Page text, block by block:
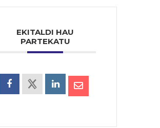
EKITALDI HAU
PARTEKATU